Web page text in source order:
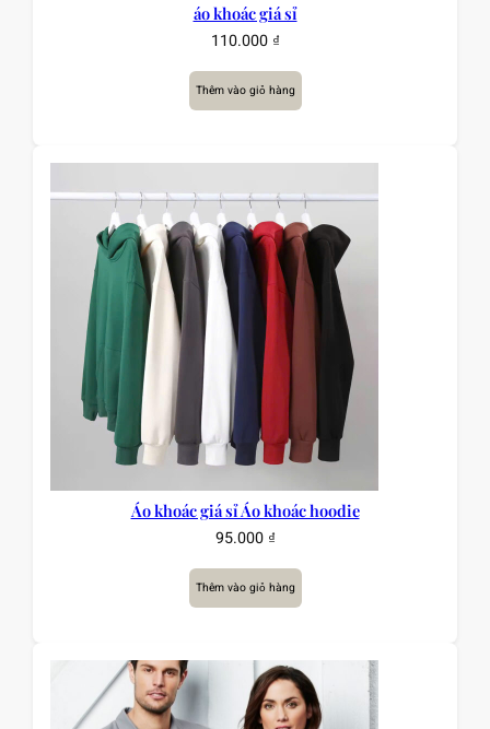
áo khoác giá sỉ
110.000 ₫
Thêm vào giỏ hàng
Áo khoác giá sỉ Áo khoác hoodie
95.000 ₫
Thêm vào giỏ hàng